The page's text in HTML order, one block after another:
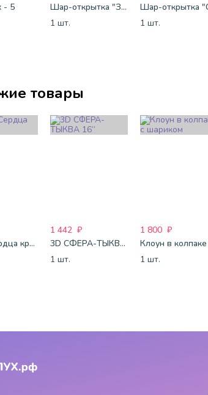
- 5
Шар-открытка "Звезда" (45 см) - 1
1 шт.
1 шт.
товары
Шары Сердца красные
1 442 ₽
3D СФЕРА-ТЫКВА 16”
1 шт.
1 800 ₽
1 шт.